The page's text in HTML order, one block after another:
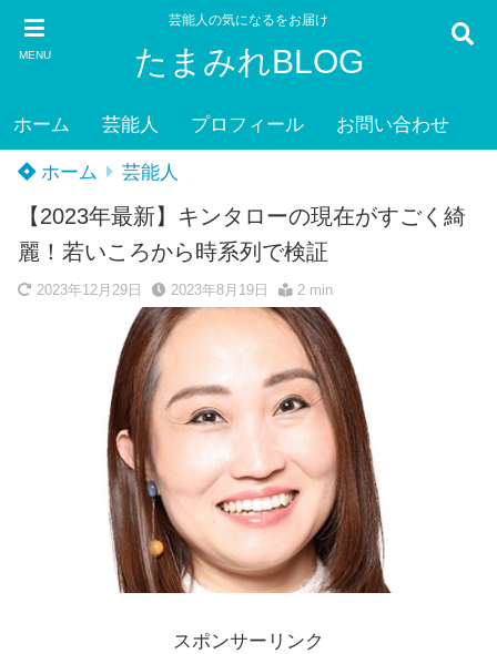
MENU
芸能人の気になるをお届け
たまみれBLOG
ホーム 芸能人 プロフィール お問い合わせ
ホーム 芸能人
【2023年最新】キンタローの現在がすごく綺
麗！若いころから時系列で検証
2023年12月29日 2023年8月19日 2 min
スポンサーリンク